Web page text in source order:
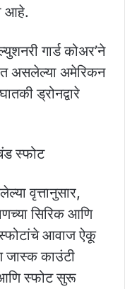
आहे.
गार्ड कोअर’ने
असलेल्या अमेरिकन
ड्रोनद्वारे
स्फोट
वृत्तानुसार,
सिरिक आणि
आवाज ऐकू
काउंटी
आणि स्फोट सुरू